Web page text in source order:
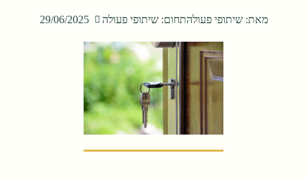
מאת: שיתופי פעולהתחום: שיתופי פעולה 29/06/2025